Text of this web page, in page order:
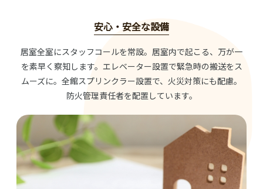
安心・安全な設備
居室全室にスタッフコールを常設。居室内で起こる、万が一
を素早く察知します。エレベーター設置で緊急時の搬送をス
ムーズに。全館スプリンクラー設置で、火災対策にも配慮。
防火管理責任者を配置しています。